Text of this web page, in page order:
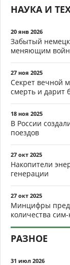
НАУКА И
20 янв 2026
Забытый
меняющим
27 ноя 2025
Секрет вечной
смерть и дарит
18 ноя 2025
В России
поездов
27 окт 2025
Накопители
генерации
27 окт 2025
Минцифры
количества сим-
РАЗНОЕ
31 июл 2026